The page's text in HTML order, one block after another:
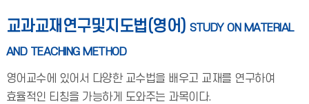
교과교재연구및지도법(영어) STUDY ON MATERIAL
AND TEACHING METHOD
영어교수에 있어서 다양한 교수법을 배우고 교재를 연구하여
효율적인 티칭을 가능하게 도와주는 과목이다.